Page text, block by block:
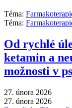
Téma:
Téma:
Od rychlé
ketamin a
možnosti v
27. února 2026
27. února 2026